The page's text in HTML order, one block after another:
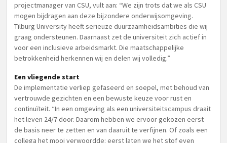
projectmanager van CSU, vult aan: “We zijn trots dat we als CSU
mogen bijdragen aan deze bijzondere onderwijsomgeving.
Tilburg University heeft serieuze duurzaamheidsambities die wij
graag ondersteunen. Daarnaast zet de universiteit zich actief in
voor een inclusieve arbeidsmarkt. Die maatschappelijke
betrokkenheid herkennen wij en delen wij volledig.”
Een vliegende start
De implementatie verliep gefaseerd en soepel, met behoud van
vertrouwde gezichten en een bewuste keuze voor rust en
continuïteit. “In een omgeving als een universiteitscampus draait
het leven 24/7 door. Daarom hebben we ervoor gekozen eerst
de basis neer te zetten en van daaruit te verfijnen. Of zoals een
collega het mooi verwoordde: eerst laten we het stof even